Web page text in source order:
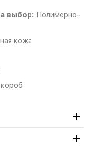
выбор: Полимерно-
кожа